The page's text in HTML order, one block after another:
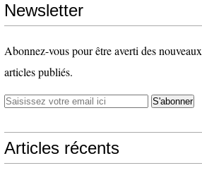
Newsletter
Abonnez-vous pour être averti des nouveaux
articles publiés.
Articles récents